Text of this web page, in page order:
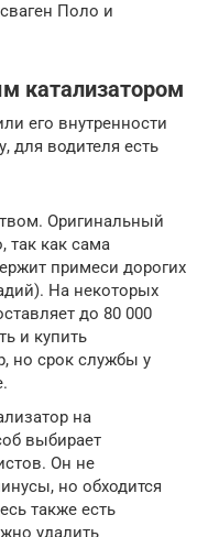
Поло и
катализатором
его внутренности
для водителя есть
Оригинальный
так как сама
примеси дорогих
На некоторых
до 80 000
и купить
но срок службы у
на
выбирает
Он не
но обходится
также есть
удалить